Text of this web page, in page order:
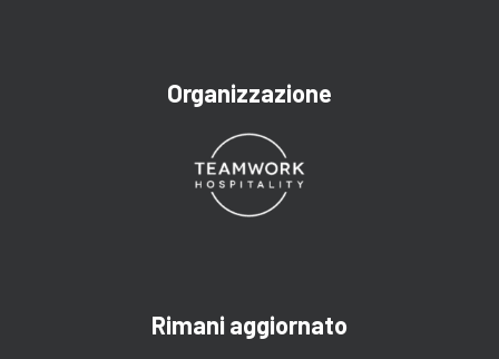
Organizzazione
Rimani aggiornato